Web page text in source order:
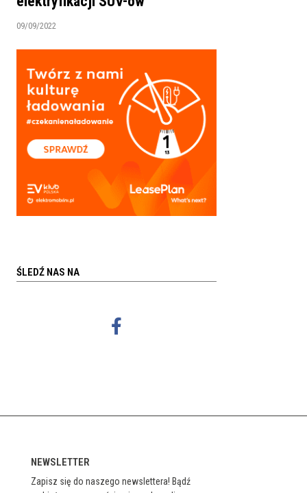
09/09/2022
ŚLEDŹ NAS NA
NEWSLETTER
Zapisz się do naszego newslettera! Bądź